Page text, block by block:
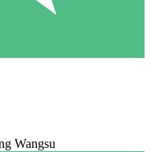
Wangsu